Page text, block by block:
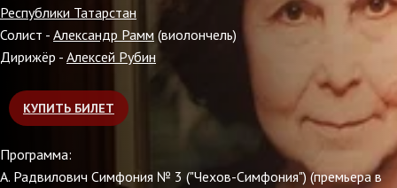
Республики Татарстан
Солист - Александр Рамм (виолончель)
Дирижёр - Алексей Рубин
КУПИТЬ БИЛЕТ
Программа:
А. Радвилович Симфония № 3 ("Чехов-Симфония") (премьера в